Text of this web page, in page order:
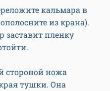
кальмара в
из крана).
заставит пленку
стороной ножа
тушки. Она